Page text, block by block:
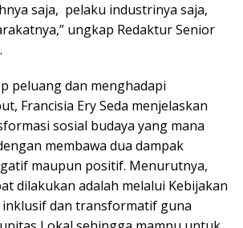
saja, pelaku industrinya saja,
ungkap Redaktur Senior
peluang dan menghadapi
Francisia Ery Seda menjelaskan
sosial budaya yang mana
membawa dua dampak
maupun positif. Menurutnya,
dilakukan adalah melalui Kebijakan
inklusif dan transformatif guna